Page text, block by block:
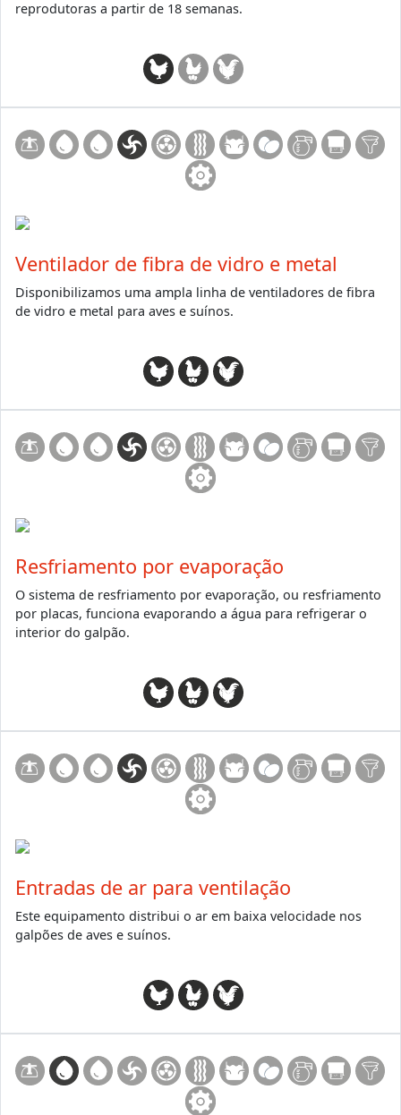
reprodutoras a partir de 18 semanas.
Ventilador de fibra de vidro e metal
Disponibilizamos uma ampla linha de ventiladores de fibra
de vidro e metal para aves e suínos.
Resfriamento por evaporação
O sistema de resfriamento por evaporação, ou resfriamento
por placas, funciona evaporando a água para refrigerar o
interior do galpão.
Entradas de ar para ventilação
Este equipamento distribui o ar em baixa velocidade nos
galpões de aves e suínos.